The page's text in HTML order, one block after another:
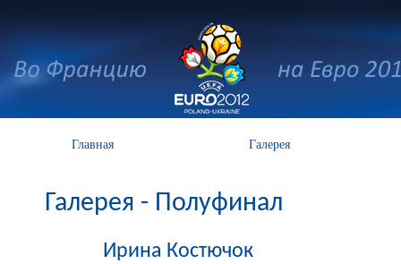
Главная Галерея
Галерея - Полуфинал
Ирина Костючок